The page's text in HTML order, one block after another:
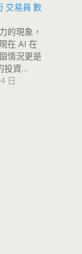
交易員 數
的現象，
在 AI 在
情況更是
投資…
日